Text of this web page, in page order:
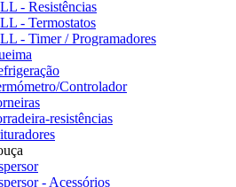
- Resistências
- Termostatos
- Timer / Programadores
Controlador
resistências
- Acessórios